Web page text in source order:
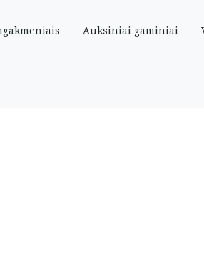
Auksiniai gaminiai